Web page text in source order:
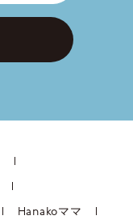
Hanakoママ